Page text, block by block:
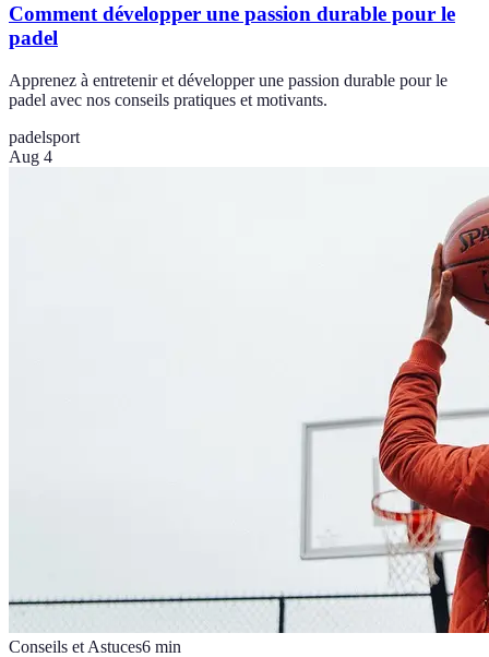
Comment développer une passion durable pour le
padel
Apprenez à entretenir et développer une passion durable pour le
padel avec nos conseils pratiques et motivants.
padelsport
Aug 4
Conseils et Astuces6 min